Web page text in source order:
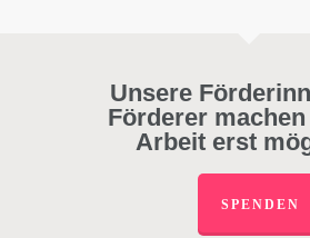
Unsere
Förderer
Arbeit erst
SPENDEN